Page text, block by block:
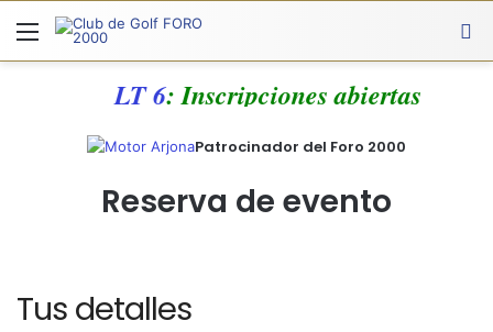
Menú
LT 6: Inscripciones abiertas
Patrocinador del Foro 2000
Reserva de evento
Tus detalles